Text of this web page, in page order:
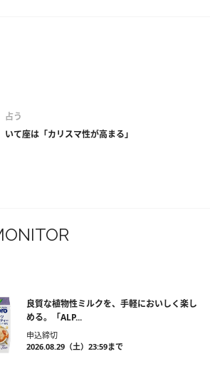
占う
いて座は「カリスマ性が高まる」
良質な植物性ミルクを、手軽においしく楽し
める。「ALP...
申込締切
2026.08.29（土）23:59まで